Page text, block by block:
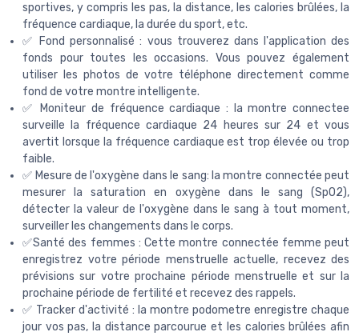
sportives, y compris les pas, la distance, les calories brûlées, la
fréquence cardiaque, la durée du sport, etc.
✅ Fond personnalisé : vous trouverez dans l'application des
fonds pour toutes les occasions. Vous pouvez également
utiliser les photos de votre téléphone directement comme
fond de votre montre intelligente.
✅ Moniteur de fréquence cardiaque : la montre connectee
surveille la fréquence cardiaque 24 heures sur 24 et vous
avertit lorsque la fréquence cardiaque est trop élevée ou trop
faible.
✅ Mesure de l'oxygène dans le sang: la montre connectée peut
mesurer la saturation en oxygène dans le sang (SpO2),
détecter la valeur de l'oxygène dans le sang à tout moment,
surveiller les changements dans le corps.
✅Santé des femmes : Cette montre connectée femme peut
enregistrez votre période menstruelle actuelle, recevez des
prévisions sur votre prochaine période menstruelle et sur la
prochaine période de fertilité et recevez des rappels.
✅ Tracker d'activité : la montre podometre enregistre chaque
jour vos pas, la distance parcourue et les calories brûlées afin